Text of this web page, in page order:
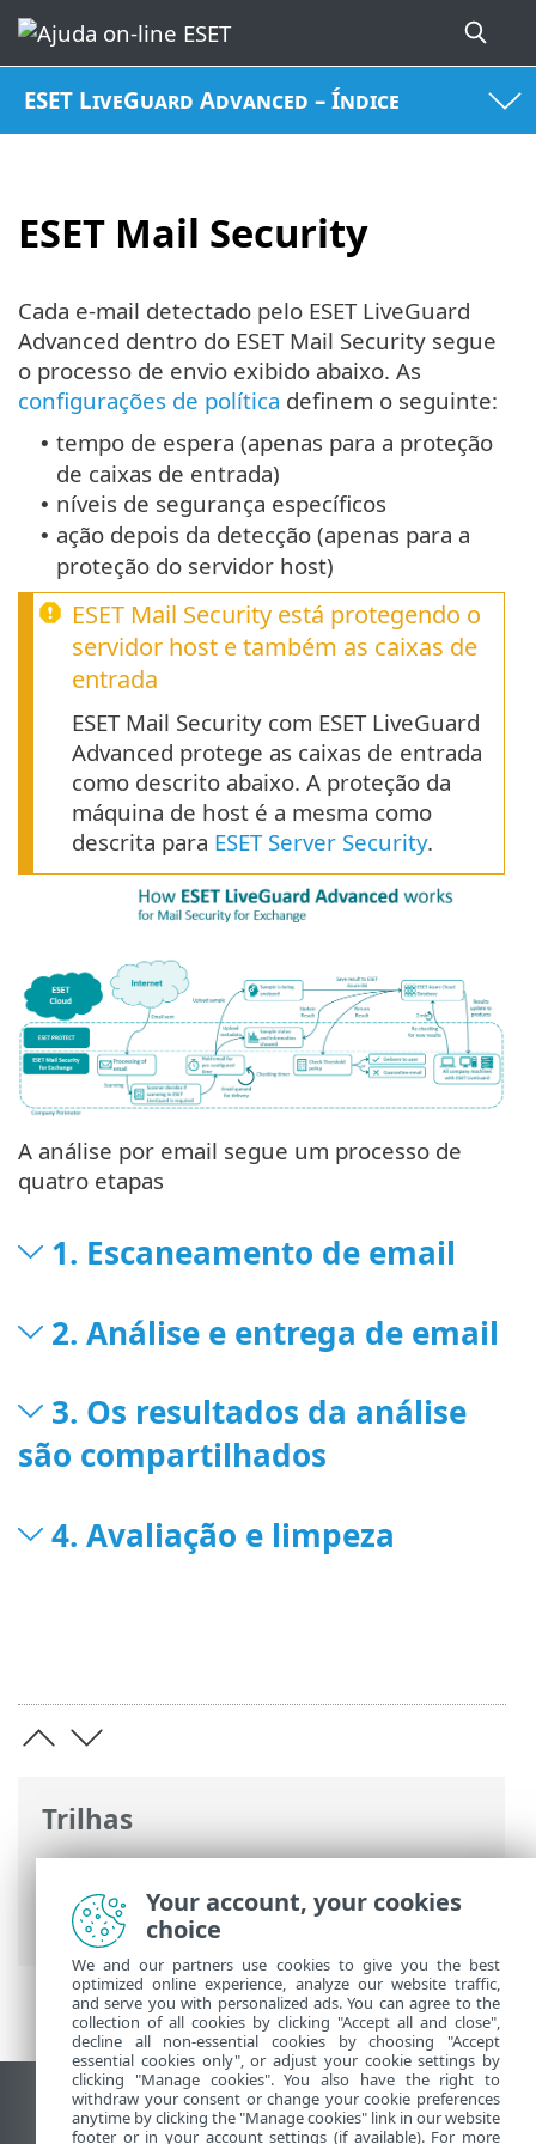
ESET LiveGuard Advanced – Índice
ESET Mail Security
Trilhas
Ajuda on-line ESET>ESET LiveGuard
Advanced >Usando o ESET LiveGuard
Advanced
> ESET Mail Security
Cada e-mail detectado pelo ESET LiveGuard
Advanced dentro do ESET Mail Security segue
o processo de envio exibido abaixo. As
configurações de política definem o seguinte:
• tempo de espera (apenas para a proteção
de caixas de entrada)
• níveis de segurança específicos
• ação depois da detecção (apenas para a
proteção do servidor host)
ESET Mail Security está protegendo o
servidor host e também as caixas de
entrada
ESET Mail Security com ESET LiveGuard
Advanced protege as caixas de entrada
como descrito abaixo. A proteção da
máquina de host é a mesma como
descrita para ESET Server Security.
A análise por email segue um processo de
quatro etapas
1. Escaneamento de email
2. Análise e entrega de email
3. Os resultados da análise
são compartilhados
4. Avaliação e limpeza
Ver site para desktop
Your account, your cookies
choice
We and our partners use cookies to give you the best
optimized online experience, analyze our website traffic,
and serve you with personalized ads. You can agree to the
collection of all cookies by clicking "Accept all and close",
decline all non-essential cookies by choosing "Accept
essential cookies only", or adjust your cookie settings by
clicking "Manage cookies". You also have the right to
withdraw your consent or change your cookie preferences
anytime by clicking the "Manage cookies" link in our website
footer or in your account settings (if available). For more